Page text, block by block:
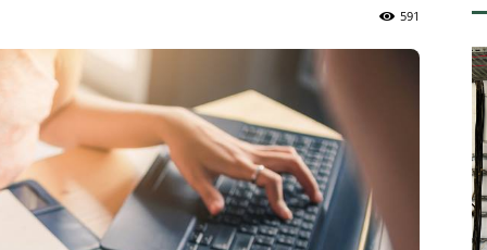
รู้
591